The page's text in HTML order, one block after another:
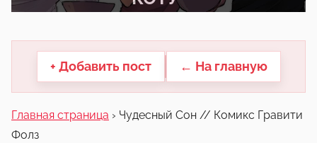
другие.
+ Добавить пост ← На главную
Главная страница › Чудесный Сон // Комикс Гравити
Фолз